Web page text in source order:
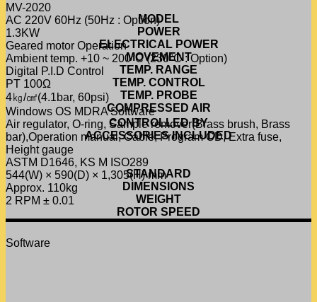
MODEL
MV-2020
POWER
AC 220V 60Hz (50Hz : Option)
ELECTRICAL POWER
1.3KW
MOVEMENT
Geared motor Operation
TEMP. RANGE
Ambient temp. +10 ~ 200°C (230°C : Option)
TEMP. CONTROL
Digital P.I.D Control
TEMP. PROBE
PT 100Ω
COMPRESSED AIR
4㎏/㎠(4.1bar, 60psi)
CONTROLLED BY
Windows OS MDRA Software
ACCESSORIES INCLUDED
Air regulator, O-ring, Sample remover(Brass brush, Brass
bar),Operation manual, Cable, Program CD, Extra fuse,
Height gauge
STANDARD
ASTM D1646, KS M ISO289
DIMENSIONS
544(W) × 590(D) × 1,305(H) mm
WEIGHT
Approx. 110kg
ROTOR SPEED
2 RPM ± 0.01
Software